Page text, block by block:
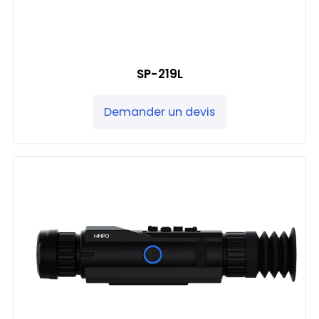
SP-219L
Demander un devis